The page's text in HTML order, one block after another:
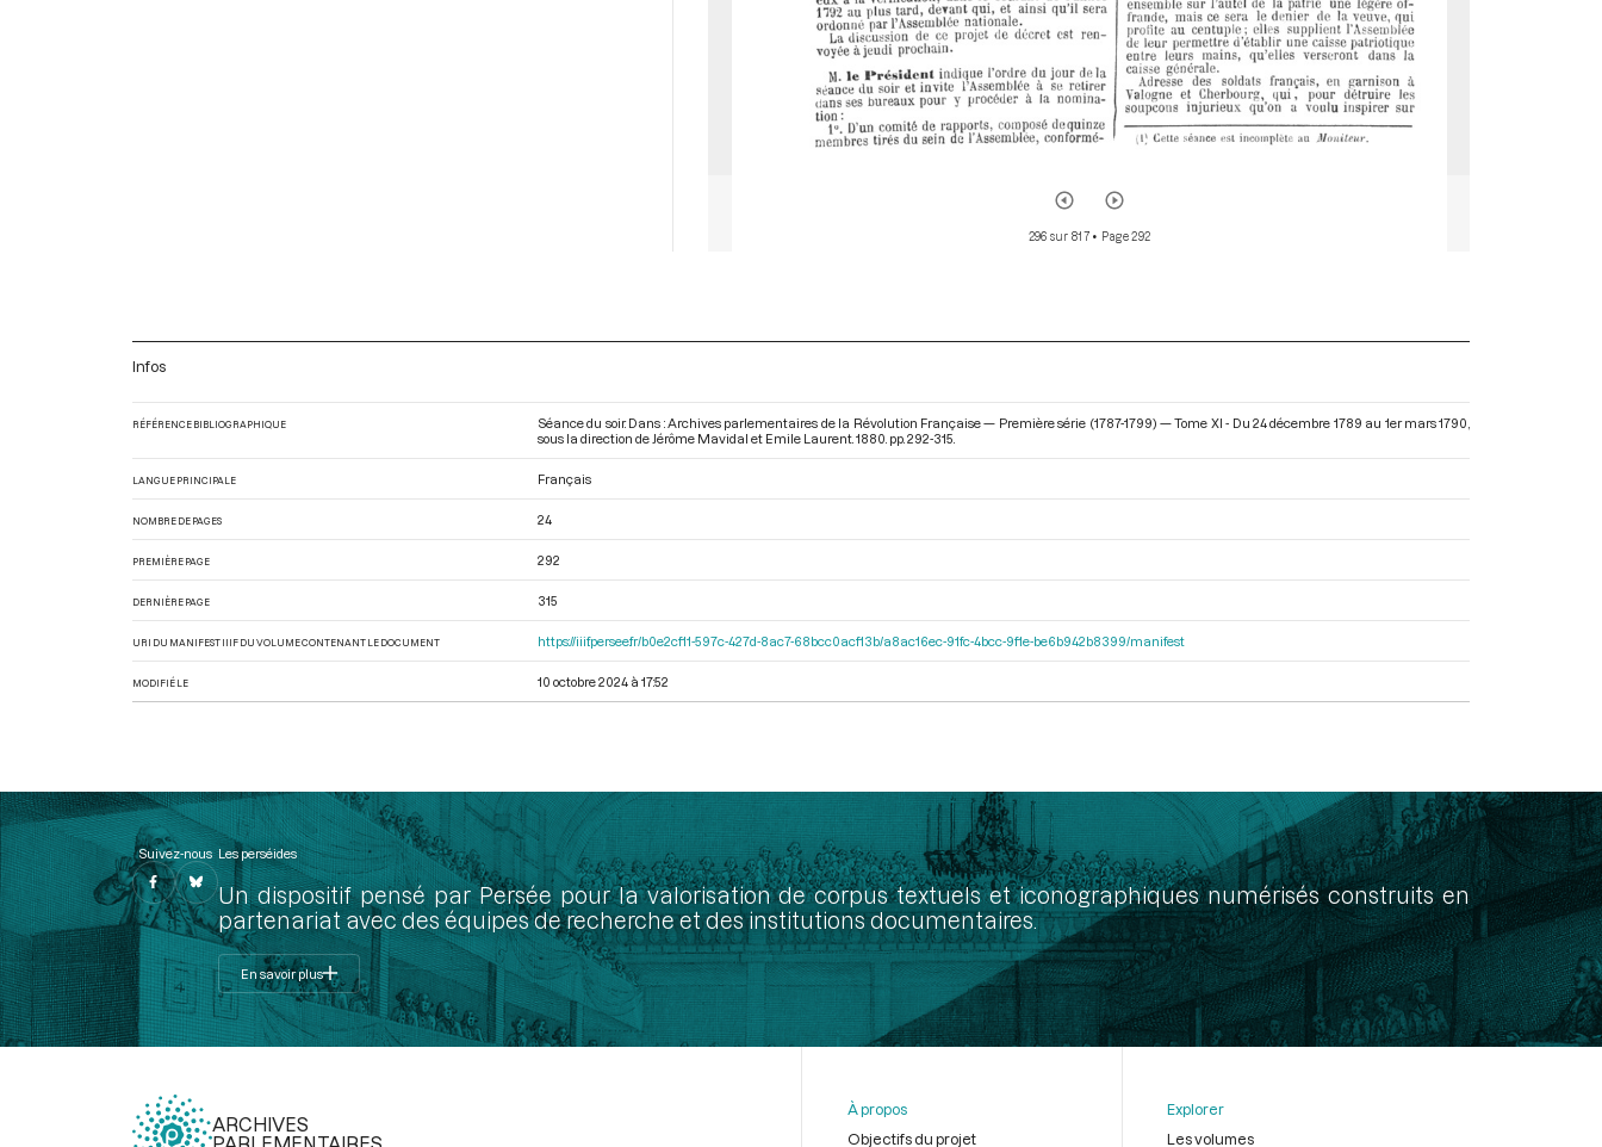
296 sur 817• Page 292
Infos
RÉFÉRENCE BIBLIOGRAPHIQUE Séance du soir. Dans : Archives parlementaires de la Révolution Française — Première série (1787-1799) — Tome XI - Du 24 décembre 1789 au 1er mars 1790
sous la direction de Jérôme Mavidal et Emile Laurent. 1880. pp. 292-315.
LANGUE PRINCIPALE Français
NOMBRE DE PAGES 24
PREMIÈRE PAGE 292
DERNIÈRE PAGE 315
URI DU MANIFEST IIIF DU VOLUME CONTENANT LE DOCUMENT https://iiif.persee.fr/b0e2cf11-597c-427d-8ac7-68bcc0acf13b/a8ac16ec-91fc-4bcc-9f1e-be6b942b8399/manifest
MODIFIÉ LE 10 octobre 2024 à 17:52
Suivez-nous Les perséides
Un dispositif pensé par Persée pour la valorisation de corpus textuels et iconographiques numérisés construits en
partenariat avec des équipes de recherche et des institutions documentaires.
En savoir plus
ARCHIVES
À propos
Objectifs du projet
Explorer
Les volumes